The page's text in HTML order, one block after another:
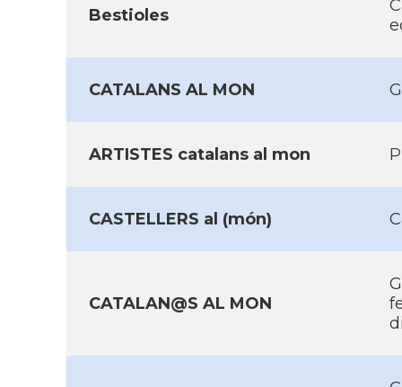
Bestioles
CATALANS AL MON
ARTISTES catalans al mon
CASTELLERS al (món)
CATALAN@S AL MON